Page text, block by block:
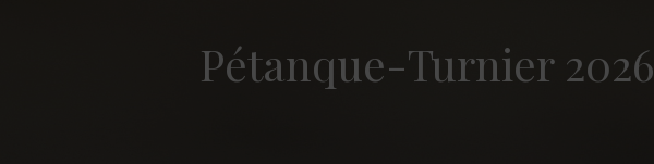
Pétanque-Turnier 2026